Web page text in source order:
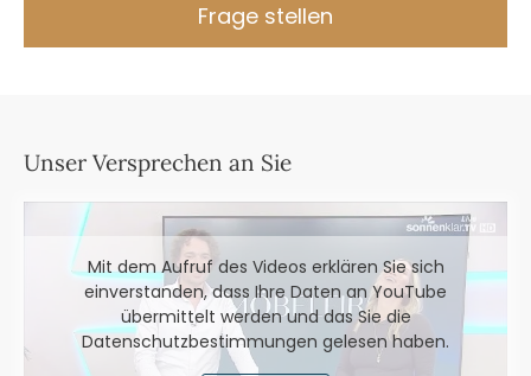
Frage stellen
Unser Versprechen an Sie
Mit dem Aufruf des Videos erklären Sie sich
einverstanden, dass Ihre Daten an YouTube
übermittelt werden und das Sie die
Datenschutzbestimmungen gelesen haben.